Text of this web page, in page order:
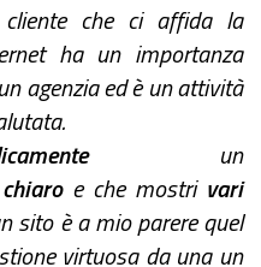
che ci affida la
ha un importanza
agenzia ed è un attività
un
chiaroe che mostri vari
sito è a mio parere quel
virtuosa da una un